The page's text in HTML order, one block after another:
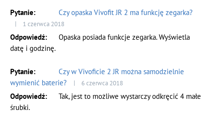
Czy opaska Vivofit JR 2 ma funkcję zegarka?
1 czerwca 2018
Opaska posiada funkcje zegarka. Wyświetla
datę i godzinę.
Czy w Vivoficie 2 JR można samodzielnie
wymienić baterie?
6 czerwca 2018
Tak, jest to możliwe wystarczy odkręcić 4 małe
śrubki.